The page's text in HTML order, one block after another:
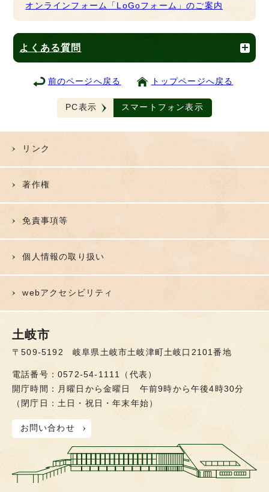
オンラインフォーム「LoGoフォーム」のご案内
よくある質問
前のページへ戻る トップページへ戻る
PC表示 スマートフォン表示
リンク
著作権
免責事項等
個人情報の取り扱い
webアクセシビリティ
土岐市
〒509-5192 岐阜県土岐市土岐津町土岐口2101番地
電話番号：0572-54-1111（代表）
開庁時間：月曜日から金曜日 午前9時から午後4時30分
（閉庁日：土日・祝日・年末年始）
お問い合わせ